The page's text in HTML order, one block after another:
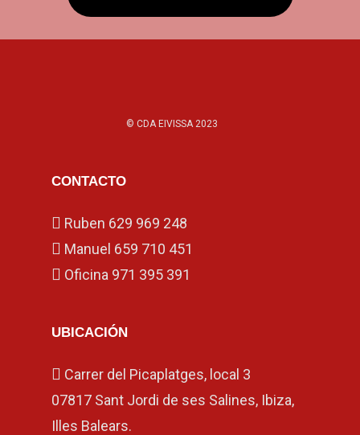
© CDA EIVISSA 2023
CONTACTO
Ruben 629 969 248
Manuel 659 710 451
Oficina 971 395 391
UBICACIÓN
Carrer del Picaplatges, local 3
07817 Sant Jordi de ses Salines, Ibiza,
Illes Balears.